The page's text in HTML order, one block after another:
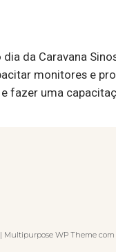
dia da Caravana
monitores e
fazer uma
| Multipurpose WP Theme